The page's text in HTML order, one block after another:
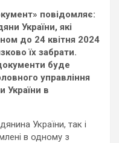
повідомляє:
України, які
до 24 квітня 2024
їх забрати.
буде
управління
України в
України, так і
в одному з